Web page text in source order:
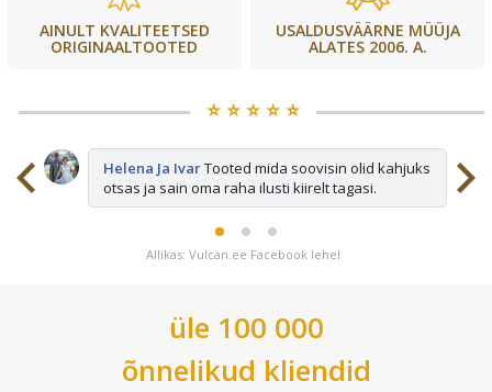
AINULT KVALITEETSED
ORIGINAALTOOTED
USALDUSVÄÄRNE MÜÜJA
ALATES 2006. A.
⭐️ ⭐️ ⭐️ ⭐️ ⭐️
Helena Ja IvarTooted mida soovisin olid kahjuks
otsas ja sain oma raha ilusti kiirelt tagasi.
Allikas: Vulcan.ee Facebook lehel
üle 100 000
õnnelikud kliendid